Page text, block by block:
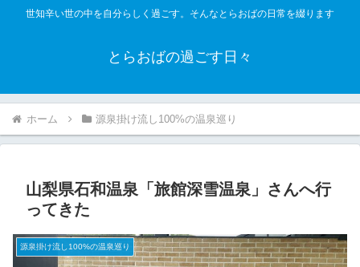
世知辛い世の中を自分らしく過ごす。そんなとらおばの日常を綴ります
とらおばの過ごす日々
ホーム 源泉掛け流し100%の温泉巡り
山梨県石和温泉「旅館深雪温泉」さんへ行
ってきた
源泉掛け流し100%の温泉巡り